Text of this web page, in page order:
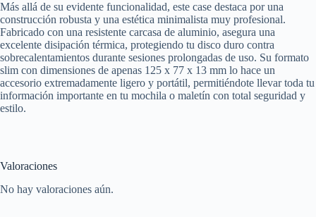
Más allá de su evidente funcionalidad, este case destaca por una
construcción robusta y una estética minimalista muy profesional.
Fabricado con una resistente carcasa de aluminio, asegura una
excelente disipación térmica, protegiendo tu disco duro contra
sobrecalentamientos durante sesiones prolongadas de uso. Su formato
slim con dimensiones de apenas 125 x 77 x 13 mm lo hace un
accesorio extremadamente ligero y portátil, permitiéndote llevar toda tu
información importante en tu mochila o maletín con total seguridad y
estilo.
Valoraciones
No hay valoraciones aún.